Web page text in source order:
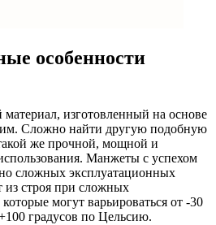
особенности
изготовленный на основе
Сложно найти другую подобную
же прочной, мощной и
Манжеты с успехом
сложных эксплуатационных
из строя при сложных
могут варьироваться от -30
градусов по Цельсию.